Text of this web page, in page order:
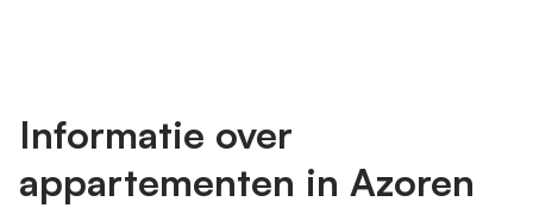
Informatie over
appartementen in Azoren